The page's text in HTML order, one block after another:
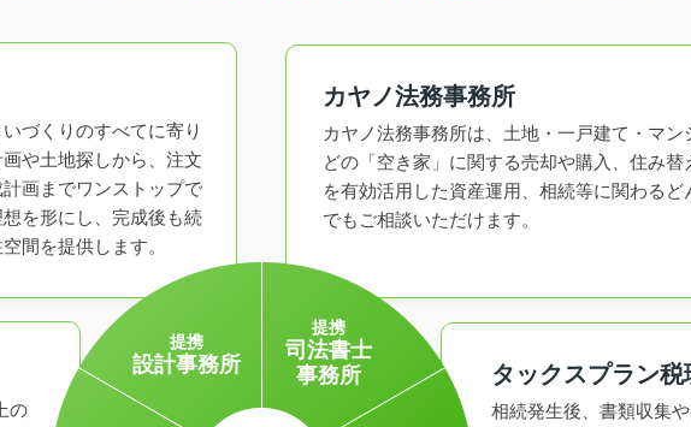
提携
司法書士
事務所
提携
設計事務所
カヤノ法務事務所
カヤノ法務事務所は、土地・一戸建て・マン
どの「空き家」に関する売却や購入、住み替
を有効活用した資産運用、相続等に関わるど
でもご相談いただけます。
タックスプラン税
相続発生後、書類収集
の
づくりのすべてに寄り
や土地探しから、注文
画までワンストップで
を形にし、完成後も続
間を提供します。